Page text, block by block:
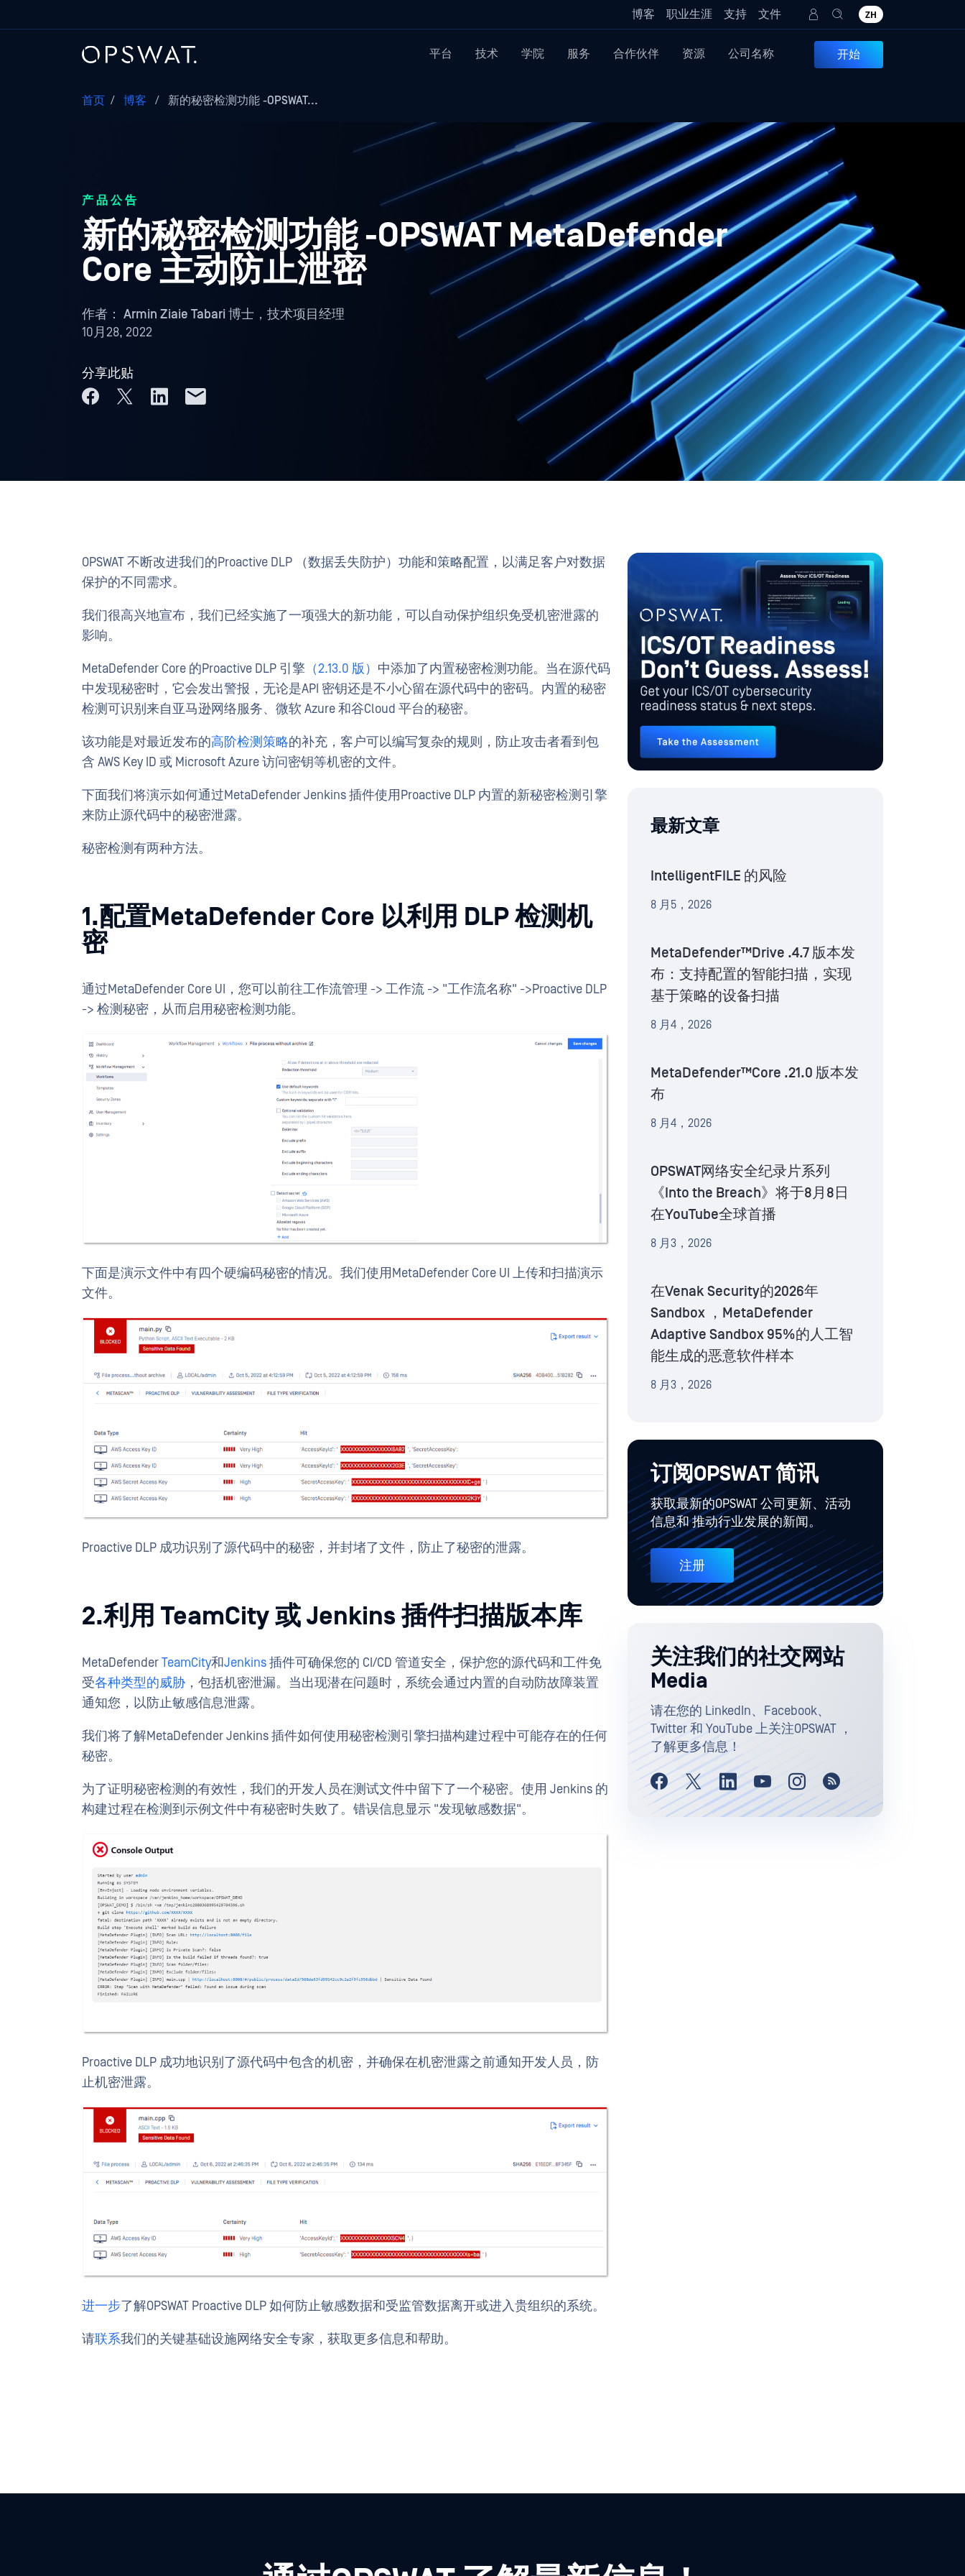
博客 职业生涯 支持 文件 ZH
平台 技术 学院 服务 合作伙伴 资源 公司名称 开始
首页 / 博客 / 新的秘密检测功能 -OPSWAT...
产品公告
新的秘密检测功能 -OPSWAT MetaDefender
Core 主动防止泄密
作者： Armin Ziaie Tabari 博士，技术项目经理
10月28, 2022
分享此贴
OPSWAT 不断改进我们的Proactive DLP （数据丢失防护）功能和策略配置，以满足客户对数据
保护的不同需求。
我们很高兴地宣布，我们已经实施了一项强大的新功能，可以自动保护组织免受机密泄露的
影响。
MetaDefender Core 的Proactive DLP 引擎 （2.13.0 版） 中添加了内置秘密检测功能。当在源代码
中发现秘密时，它会发出警报，无论是API 密钥还是不小心留在源代码中的密码。内置的秘密
检测可识别来自亚马逊网络服务、微软 Azure 和谷Cloud 平台的秘密。
该功能是对最近发布的高阶检测策略的补充，客户可以编写复杂的规则，防止攻击者看到包
含 AWS Key ID 或 Microsoft Azure 访问密钥等机密的文件。
下面我们将演示如何通过MetaDefender Jenkins 插件使用Proactive DLP 内置的新秘密检测引擎
来防止源代码中的秘密泄露。
秘密检测有两种方法。
1.配置MetaDefender Core 以利用 DLP 检测机
密
通过MetaDefender Core UI，您可以前往工作流管理 -> 工作流 -> "工作流名称" ->Proactive DLP
-> 检测秘密，从而启用秘密检测功能。
下面是演示文件中有四个硬编码秘密的情况。我们使用MetaDefender Core UI 上传和扫描演示
文件。
Proactive DLP 成功识别了源代码中的秘密，并封堵了文件，防止了秘密的泄露。
2.利用 TeamCity 或 Jenkins 插件扫描版本库
MetaDefenderTeamCity和Jenkins插件可确保您的 CI/CD 管道安全，保护您的源代码和工件免
受各种类型的威胁 ，包括机密泄漏。当出现潜在问题时，系统会通过内置的自动防故障装置
通知您，以防止敏感信息泄露。
我们将了解MetaDefender Jenkins 插件如何使用秘密检测引擎扫描构建过程中可能存在的任何
秘密。
为了证明秘密检测的有效性，我们的开发人员在测试文件中留下了一个秘密。使用 Jenkins 的
构建过程在检测到示例文件中有秘密时失败了。错误信息显示 "发现敏感数据"。
Proactive DLP 成功地识别了源代码中包含的机密，并确保在机密泄露之前通知开发人员，防
止机密泄露。
进一步了解OPSWAT Proactive DLP 如何防止敏感数据和受监管数据离开或进入贵组织的系统。
请联系我们的关键基础设施网络安全专家，获取更多信息和帮助。
最新文章
IntelligentFILE 的风险
8 月5，2026
MetaDefender™Drive .4.7 版本发
布：支持配置的智能扫描，实现
基于策略的设备扫描
8 月4，2026
MetaDefender™Core .21.0 版本发
布
8 月4，2026
OPSWAT网络安全纪录片系列
《Into the Breach》将于8月8日
在YouTube全球首播
8 月3，2026
在Venak Security的2026年
Sandbox ，MetaDefender
Adaptive Sandbox 95%的人工智
能生成的恶意软件样本
8 月3，2026
订阅OPSWAT 简讯
获取最新的OPSWAT 公司更新、活动
信息和 推动行业发展的新闻。
注册
关注我们的社交网站
Media
请在您的 LinkedIn、Facebook、
Twitter 和 YouTube 上关注OPSWAT ，
了解更多信息！